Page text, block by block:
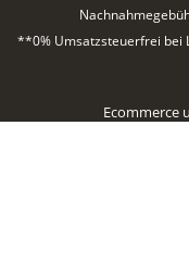
**0% Umsatzsteuerfrei bei
Ecommerce